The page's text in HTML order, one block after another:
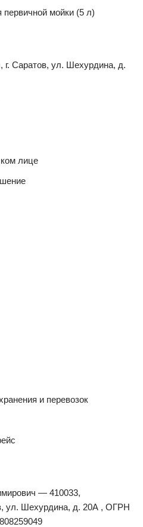
г. Саратов, ул. Шехурдина, д.
лице
и перевозок
— 410033,
ул. Шехурдина, д. 20А , ОГРН